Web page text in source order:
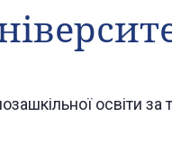
освіти за